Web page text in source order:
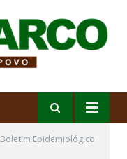
Boletim Epidemiológico